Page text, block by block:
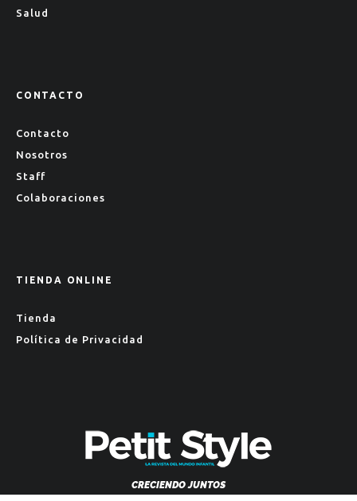
Salud
CONTACTO
Contacto
Nosotros
Staff
Colaboraciones
TIENDA ONLINE
Tienda
Política de Privacidad
CRECIENDO JUNTOS